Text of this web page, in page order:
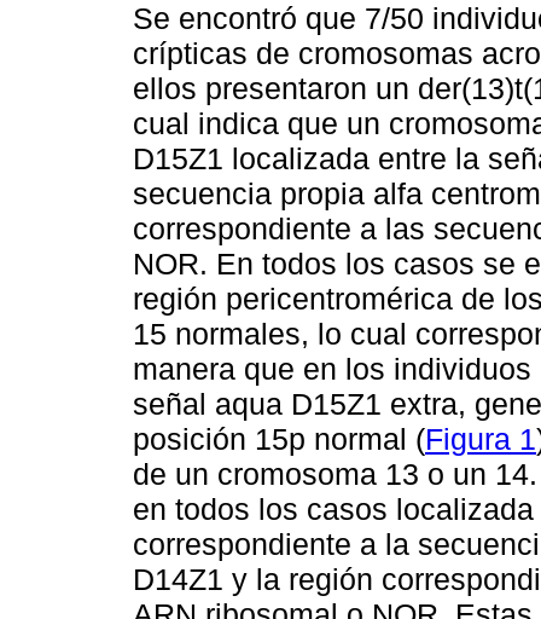
Se encontró que 7/50
crípticas de cromosomas
ellos presentaron un
cual indica que un
D15Z1 localizada entre la
secuencia propia alfa
correspondiente a las
NOR. En todos los casos se
región pericentromérica de
15 normales, lo cual
manera que en los
señal aqua D15Z1 extra,
posición 15p normal (Figura 1
de un cromosoma 13 o un
en todos los casos
correspondiente a la
D14Z1 y la región